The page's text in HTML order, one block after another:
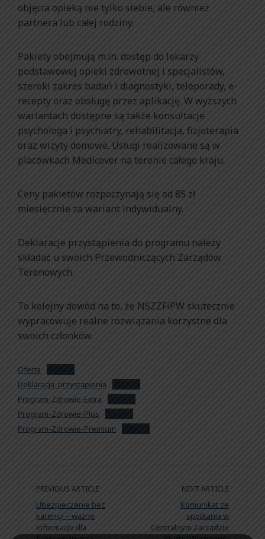
objęcia opieką nie tylko siebie, ale również
partnera lub całej rodziny.
Pakiety obejmują m.in. dostęp do lekarzy
podstawowej opieki zdrowotnej i specjalistów,
szeroki zakres badań i diagnostyki, teleporady, e-
recepty oraz obsługę przez aplikację. W wyższych
wariantach dostępne są także konsultacje
psychologa i psychiatry, rehabilitacja, fizjoterapia
oraz wizyty domowe. Usługi realizowane są w
placówkach Medicover na terenie całego kraju.
Ceny pakietów rozpoczynają się od 85 zł
miesięcznie za wariant indywidualny.
Deklaracje przystąpienia do programu należy
składać u swoich Przewodniczących Zarządów
Terenowych.
To kolejny dowód na to, że NSZZFiPW skutecznie
wypracowuje realne rozwiązania korzystne dla
swoich członków.
Oferta
Deklaracja_przystapienia
Program-Zdrowie-Extra
Program-Zdrowie-Plus
Program-Zdrowie-Premium
PREVIOUS ARTICLE
Ubezpieczenie bez
karencji – ważne
informacje dla
NEXT ARTICLE
Komunikat ze
spotkania w
Centralnym Zarządzie